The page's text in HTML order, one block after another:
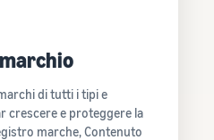
di tutti i tipi e
crescere e proteggere la
marche, Contenuto